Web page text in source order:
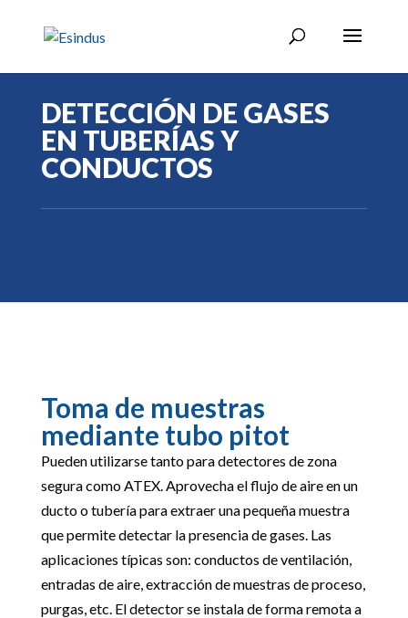
DETECCIÓN DE GASES
EN TUBERÍAS Y
CONDUCTOS
Toma de muestras
mediante tubo pitot
Pueden utilizarse tanto para detectores de zona
segura como ATEX. Aprovecha el flujo de aire en un
ducto o tubería para extraer una pequeña muestra
que permite detectar la presencia de gases. Las
aplicaciones típicas son: conductos de ventilación,
entradas de aire, extracción de muestras de proceso,
purgas, etc. El detector se instala de forma remota a